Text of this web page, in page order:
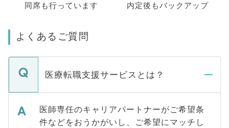
同席も行っています
内定後もバックアップ
よくあるご質問
医療転職支援サービスとは？
医師専任のキャリアパートナーがご希望条
件などをおうかがいし、ご希望にマッチし